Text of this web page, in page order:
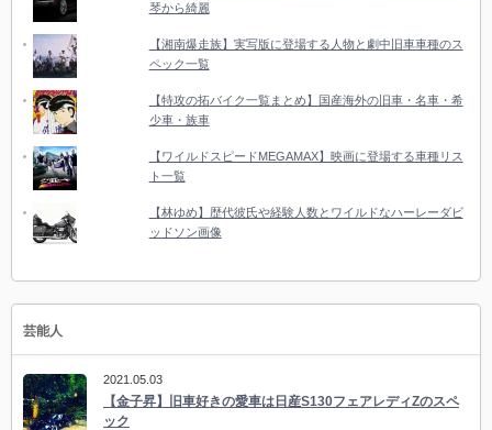
琴から綺麗
【湘南爆走族】実写版に登場する人物と劇中旧車車種のス
ペック一覧
【特攻の拓バイク一覧まとめ】国産海外の旧車・名車・希
少車・族車
【ワイルドスピードMEGAMAX】映画に登場する車種リス
ト一覧
【林ゆめ】歴代彼氏や経験人数とワイルドなハーレーダビ
ッドソン画像
芸能人
2021.05.03
【金子昇】旧車好きの愛車は日産S130フェアレディZのスペ
ック